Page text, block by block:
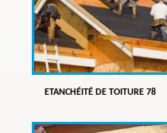
ETANCHÉITÉ DE TOITURE 78